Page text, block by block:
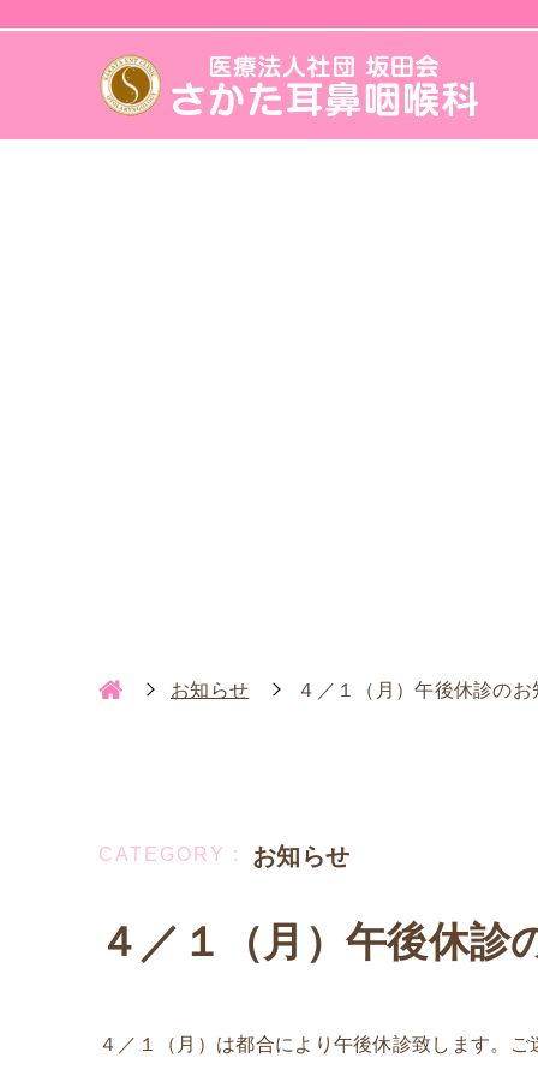
お知らせ ４／１（月）午後休診の
お知らせ
４／１（月）午後休診
４／１（月）は都合により午後休診致します。